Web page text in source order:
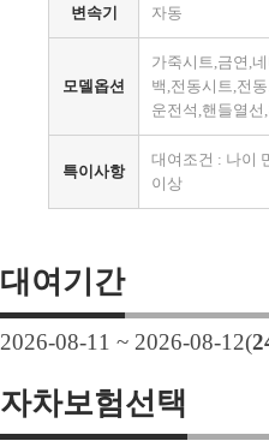
변속기 자동
모델옵션
가죽시트,금연,
백,전동시트,전
운전석,핸들열
특이사항
대여조건 : 나이
이상
대여기간
2026-08-11 ~ 2026-08-12(
자차보험선택